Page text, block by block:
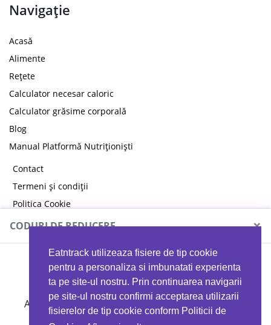
Eatntrack utilizeaza fisiere de tip cookie
pentru a personaliza si imbunatati experienta
ta pe site-ul nostru. Prin continuarea navigarii
pe site-ul nostru confirmi acceptarea utilizarii
fisierelor de tip cookie conform Politicii de
Navigație
Acasă
Alimente
Rețete
Calculator necesar caloric
Calculator grăsime corporală
Blog
Manual Platformă Nutriționiști
Contact
Termeni și condiții
Politica Cookie
Politica de confidențialitate
CODURI DE REDUCERE ×
MYPROTEIN
Ai 40%reducere la orice comandă folosind codul
EATTRACK